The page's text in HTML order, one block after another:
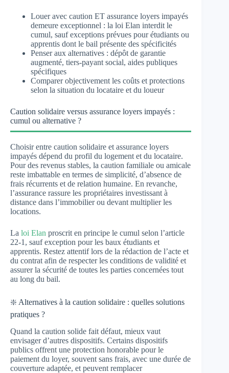
Louer avec caution ET assurance loyers impayés
demeure exceptionnel : la loi Elan interdit le
cumul, sauf exceptions prévues pour étudiants ou
apprentis dont le bail présente des spécificités
Penser aux alternatives : dépôt de garantie
augmenté, tiers-payant social, aides publiques
spécifiques
Comparer objectivement les coûts et protections
selon la situation du locataire et du loueur
Caution solidaire versus assurance loyers impayés :
cumul ou alternative ?
Choisir entre caution solidaire et assurance loyers
impayés dépend du profil du logement et du locataire.
Pour des revenus stables, la caution familiale ou amicale
reste imbattable en termes de simplicité, d’absence de
frais récurrents et de relation humaine. En revanche,
l’assurance rassure les propriétaires investissant à
distance dans l’immobilier ou devant multiplier les
locations.
La loi Elan proscrit en principe le cumul selon l’article
22-1, sauf exception pour les baux étudiants et
apprentis. Restez attentif lors de la rédaction de l’acte et
du contrat afin de respecter les conditions de validité et
assurer la sécurité de toutes les parties concernées tout
au long du bail.
❇️ Alternatives à la caution solidaire : quelles solutions
pratiques ?
Quand la caution solide fait défaut, mieux vaut
envisager d’autres dispositifs. Certains dispositifs
publics offrent une protection honorable pour le
paiement du loyer, souvent sans frais, avec une durée de
couverture adaptée, et peuvent remplacer